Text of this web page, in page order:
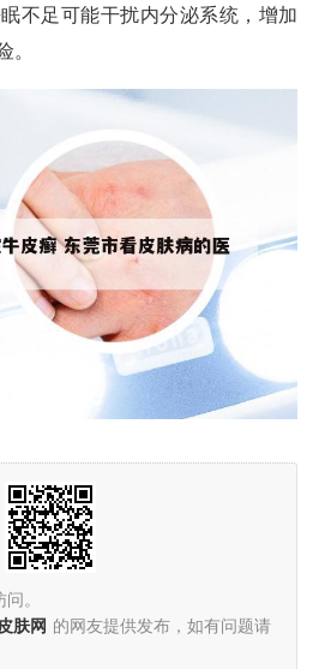
不足可能干扰内分泌系统，增加
。
。
肤网 的网友提供发布，如有问题请